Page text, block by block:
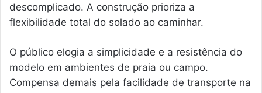
descomplicado. A construção prioriza a
flexibilidade total do solado ao caminhar.
O público elogia a simplicidade e a resistência do
modelo em ambientes de praia ou campo.
Compensa demais pela facilidade de transporte na